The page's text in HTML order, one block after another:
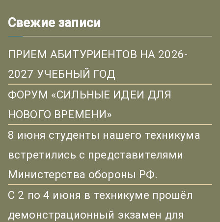
Свежие записи
ПРИЕМ АБИТУРИЕНТОВ НА 2026-
2027 УЧЕБНЫЙ ГОД
ФОРУМ «СИЛЬНЫЕ ИДЕИ ДЛЯ
НОВОГО ВРЕМЕНИ»
8 июня студенты нашего техникума
встретились с представителями
Министерства обороны РФ.
С 2 по 4 июня в техникуме прошёл
демонстрационный экзамен для